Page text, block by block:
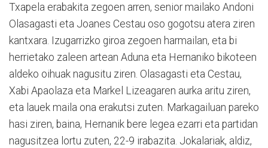
Txapela erabakita zegoen arren, senior mailako Andoni
Olasagasti eta Joanes Cestau oso gogotsu atera ziren
kantxara. Izugarrizko giroa zegoen harmailan, eta bi
herrietako zaleen artean Aduna eta Hernaniko bikoteen
aldeko oihuak nagusitu ziren. Olasagasti eta Cestau,
Xabi Apaolaza eta Markel Lizeagaren aurka aritu ziren,
eta lauek maila ona erakutsi zuten. Markagailuan pareko
hasi ziren, baina, Hernanik bere legea ezarri eta partidan
nagusitzea lortu zuten, 22-9 irabazita. Jokalariak, aldiz,